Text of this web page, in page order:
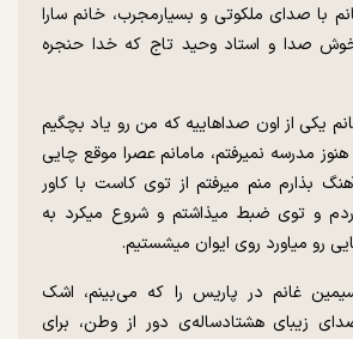
با صدای ملکوتی و بسیارمجرب، خانم سارا
صدا و استاد وحید تاج که خدا حنجره
یکی از اون صداهاییه که من رو یاد بچگیم
هنوز مدرسه نمیرفتم، مامانم عصرا موقع چایی
بذارم منم میرفتم از توی کاست با کاور
و توی ضبط میذاشتم و شروع میکرد به
رو میاورد روی ایوان میشستیم.
غانم در پاریس را که می‌بینم، اشک
زیبای هشتادساله‌ی دور از وطن، برای